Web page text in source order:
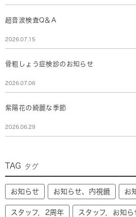
超音波検査Q＆A
2026.07.15
骨粗しょう症検診のお知らせ
2026.07.06
紫陽花の綺麗な季節
2026.06.29
TAG タグ
お知らせ お知らせ、内視鏡 お
スタッフ，2周年 スタッフ，お知ら